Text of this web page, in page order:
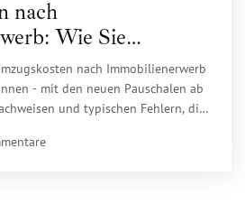
nach
Wie Sie
und steuerlich
nach Immobilienerwerb
- mit den neuen Pauschalen ab
und typischen Fehlern, die